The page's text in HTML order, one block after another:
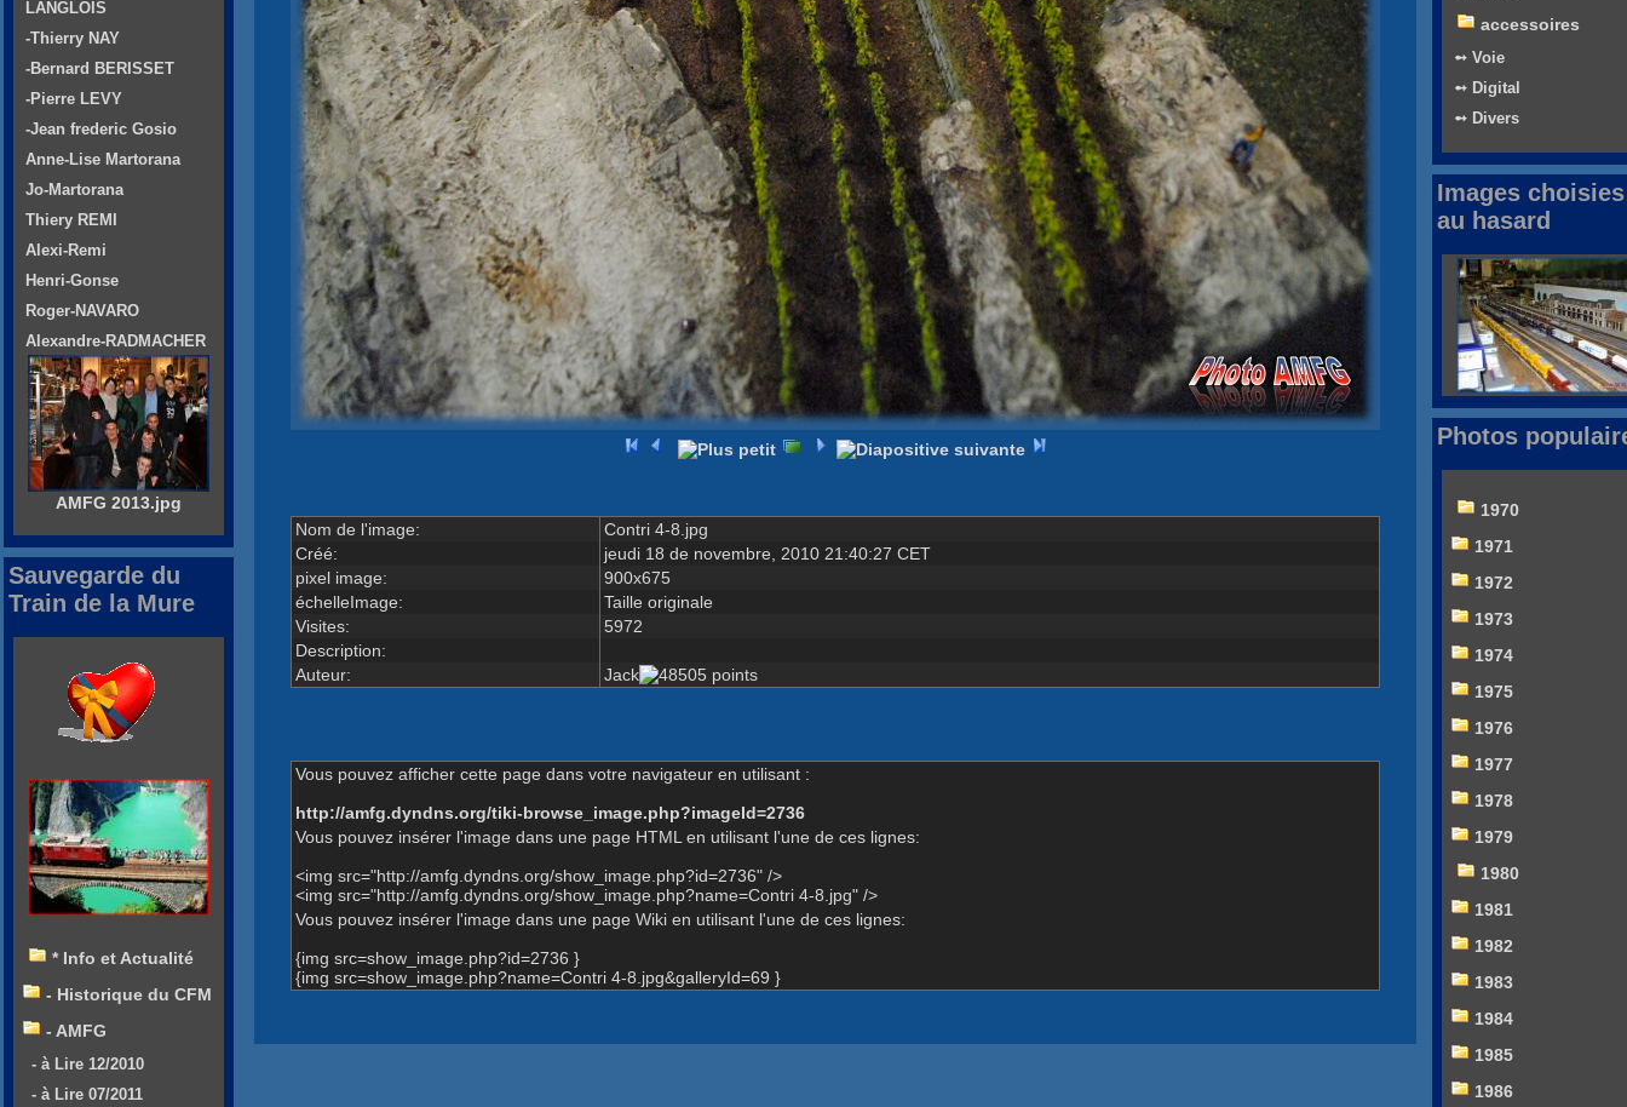
Nom de l'image:
Contri 4-8.jpg
Créé:
jeudi 18 de novembre, 2010 21:40:27 CET
pixel image:
900x675
échelleImage:
Taille originale
Visites:
5972
Description:
Auteur:
Jack
Vous pouvez afficher cette page dans votre navigateur en utilisant :
http://amfg.dyndns.org/tiki-browse_image.php?imageId=2736
Vous pouvez insérer l'image dans une page HTML en utilisant l'une de ces lignes:
<img src="http://amfg.dyndns.org/show_image.php?id=2736" />
<img src="http://amfg.dyndns.org/show_image.php?name=Contri 4-8.jpg" />
Vous pouvez insérer l'image dans une page Wiki en utilisant l'une de ces lignes:
{img src=show_image.php?id=2736 }
{img src=show_image.php?name=Contri 4-8.jpg&galleryId=69 }
LANGLOIS
-Thierry NAY
-Bernard BERISSET
-Pierre LEVY
-Jean frederic Gosio
Anne-Lise Martorana
Jo-Martorana
Thiery REMI
Alexi-Remi
Henri-Gonse
Roger-NAVARO
Alexandre-RADMACHER
AMFG 2013.jpg
Sauvegarde du
Train de la Mure
* Info et Actualité
- Historique du CFM
- AMFG
- à Lire 12/2010
- à Lire 07/2011
accessoires
➻ Voie
➻ Digital
➻ Divers
Images choisies
au hasard
Photos
1970
1971
1972
1973
1974
1975
1976
1977
1978
1979
1980
1981
1982
1983
1984
1985
1986